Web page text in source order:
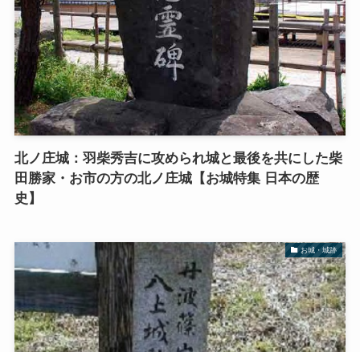
北ノ庄城：羽柴秀吉に攻められ城と最後を共にした柴
田勝家・お市の方の北ノ庄城【お城特集 日本の歴
史】
お城・城跡